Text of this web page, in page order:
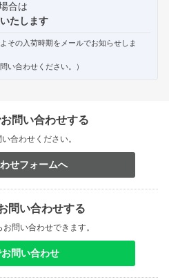
合は
たします
その入荷時期をメールでお知らせしま
い合わせください。）
問い合わせする
合わせください。
せフォームへ
問い合わせする
問い合わせできます。
問い合わせ